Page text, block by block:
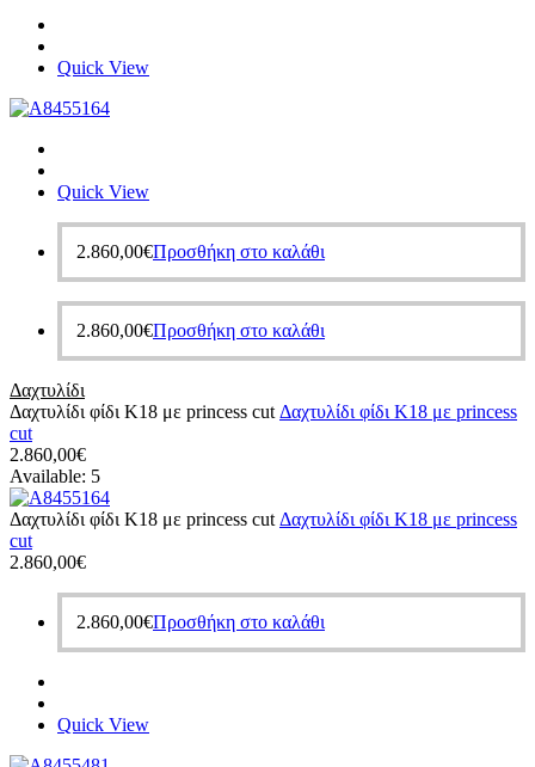
Quick View
Quick View
2.860,00€Προσθήκη στο καλάθι
2.860,00€Προσθήκη στο καλάθι
Δαχτυλίδι
Δαχτυλίδι φίδι Κ18 με princess cut Δαχτυλίδι φίδι Κ18 με princess
cut
2.860,00€
Available: 5
Δαχτυλίδι φίδι Κ18 με princess cut Δαχτυλίδι φίδι Κ18 με princess
cut
2.860,00€
2.860,00€Προσθήκη στο καλάθι
Quick View